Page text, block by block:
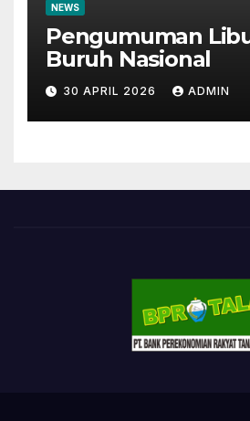
NEWS
Pengumuman
Buruh Nasional
30 APRIL 2026 ADMIN